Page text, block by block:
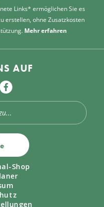
Links* ermöglichen Sie es
erstellen, ohne Zusatzkosten
Mehr erfahren
AUF
Shop